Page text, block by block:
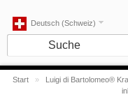
Deutsch (Schweiz)
Start »
Luigi di Bartolomeo®